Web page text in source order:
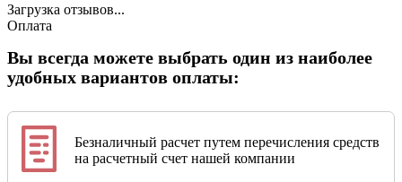
Загрузка отзывов...
Оплата
Вы всегда можете выбрать один из наиболее
удобных вариантов оплаты:
Безналичный расчет путем перечисления средств
на расчетный счет нашей компании